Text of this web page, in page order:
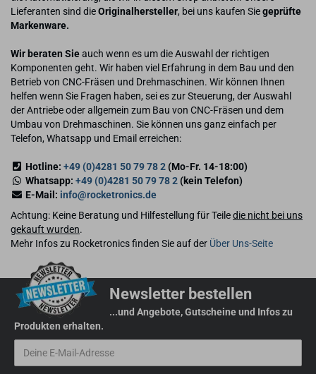
Lieferanten sind dieOriginalhersteller, bei uns kaufen Siegeprüfte
Markenware.
Wir beraten Sieauch wenn es um die Auswahl der richtigen
Komponenten geht. Wir haben viel Erfahrung in dem Bau und den
Betrieb von CNC-Fräsen und Drehmaschinen. Wir können Ihnen
helfen wenn Sie Fragen haben, sei es zur Steuerung, der Auswahl
der Antriebe oder allgemein zum Bau von CNC-Fräsen und dem
Umbau von Drehmaschinen. Sie können uns ganz einfach per
Telefon, Whatsapp und Email erreichen:
Hotline: +49 (0)4281 50 79 78 2(Mo-Fr. 14-18:00)
Whatsapp: +49 (0)4281 50 79 78 2(kein Telefon)
E-Mail: info@rocketronics.de
Achtung: Keine Beratung und Hilfestellung für Teiledie nicht bei uns
gekauft wurden.
Mehr Infos zu Rocketronics finden Sie auf der Über Uns-Seite
Newsletter bestellen
...und Angebote, Gutscheine und Infos zu
Produkten erhalten.